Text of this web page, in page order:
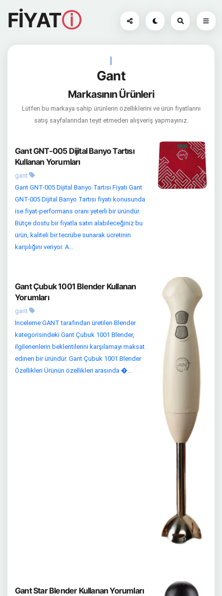
FİYATⓘ
|
Gant
Markasının Ürünleri
Lütfen bu markaya sahip ürünlerin özelliklerini ve ürün fiyatlarını
satış sayfalarından teyit etmeden alışveriş yapmayınız.
Gant GNT-005 Dijital Banyo Tartısı
Kullanan Yorumları
gant
Gant GNT-005 Dijital Banyo Tartısı Fiyatı Gant
GNT-005 Dijital Banyo Tartısı fiyatı konusunda
ise fiyat-performans oranı yeterli bir üründür.
Bütçe dostu bir fiyatla satın alabileceğiniz bu
ürün, kaliteli bir tecrübe sunarak ücretinin
karşılığını veriyor. A...
Gant Çubuk 1001 Blender Kullanan
Yorumları
gant
İnceleme GANT tarafından üretilen Blender
kategorisindeki Gant Çubuk 1001 Blender,
ilgilenenlerin beklentilerini karşılamayı maksat
edinen bir üründür. Gant Çubuk 1001 Blender
Özellikleri Ürünün özellikleri arasında �...
Gant Star Blender Kullanan Yorumları